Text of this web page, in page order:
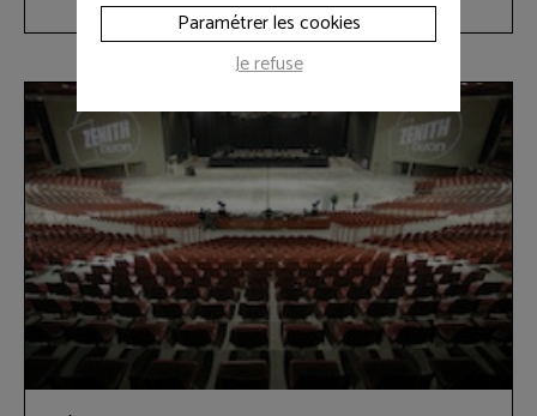
Paramétrer les cookies
Je refuse